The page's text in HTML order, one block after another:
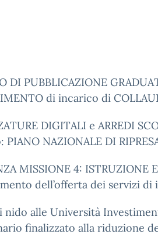
DI PUBBLICAZIONE
di incarico di
DIGITALI e ARREDI
NAZIONALE DI
MISSIONE 4: ISTRUZIONE
dell’offerta dei servizi di
nido alle Università
finalizzato alla riduzione